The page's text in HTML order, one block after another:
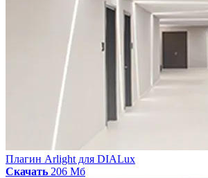
Плагин Arlight для DIALux
Скачать 206 Мб